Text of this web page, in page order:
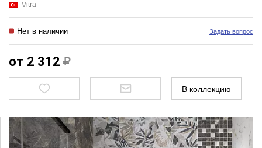
Vitra
Нет в наличии Задать вопрос
от 2 312
В коллекцию